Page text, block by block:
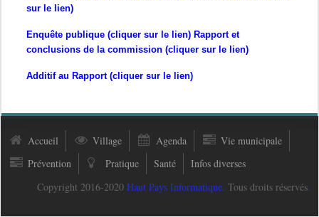
sur le lien)
Enquête publique (cliquer sur le lien) Rapport et
conclusions de la commission (cliquer sur le lien)
Additif au Rapport (cliquer sur le lien)
Accueil Village Agenda
Vie municipale
Prévention
Pratique Santé
Infos diverses
Copyright 2016-2020 Haut Pays Informatique. Tous droits réservés.